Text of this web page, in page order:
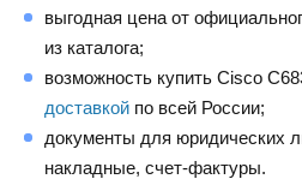
выгодная цена от
из каталога;
возможность купить Cisco
доставкой по всей России;
документы для юридических
накладные, счет-фактуры.